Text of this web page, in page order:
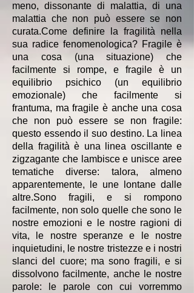
meno, dissonante di malattia, di una
malattia che non può essere se non
curata.Come definire la fragilità nella
sua radice fenomenologica? Fragile è
una cosa (una situazione) che
facilmente si rompe, e fragile è un
equilibrio psichico (un equilibrio
emozionale) che facilmente si
frantuma, ma fragile è anche una cosa
che non può essere se non fragile:
questo essendo il suo destino. La linea
della fragilità è una linea oscillante e
zigzagante che lambisce e unisce aree
tematiche diverse: talora, almeno
apparentemente, le une lontane dalle
altre.Sono fragili, e si rompono
facilmente, non solo quelle che sono le
nostre emozioni e le nostre ragioni di
vita, le nostre speranze e le nostre
inquietudini, le nostre tristezze e i nostri
slanci del cuore; ma sono fragili, e si
dissolvono facilmente, anche le nostre
parole: le parole con cui vorremmo